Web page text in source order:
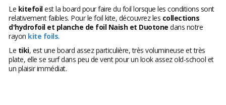
Le kitefoilest la board pour faire du foil lorsque les conditions sont
relativement faibles. Pour le foil kite, découvrez les collections
d'hydrofoil et planche de foil Naish et Duotone dans notre
rayon kite foils.
Le tiki, est une board assez particulière, très volumineuse et très
plate, elle se surf dans peu de vent pour un look assez old-school et
un plaisir immédiat.